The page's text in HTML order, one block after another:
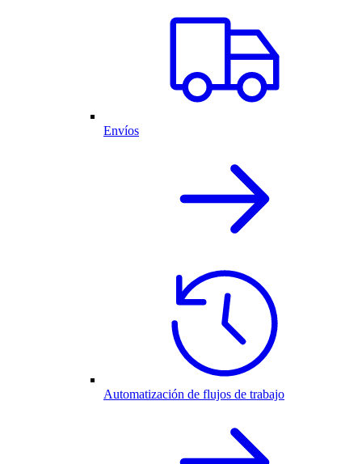
Envíos
Automatización de flujos de trabajo